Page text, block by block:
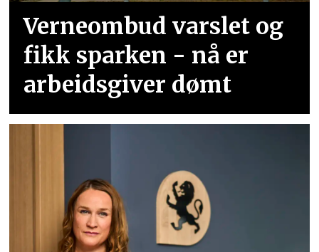
Verneombud varslet og
fikk sparken - nå er
arbeidsgiver dømt